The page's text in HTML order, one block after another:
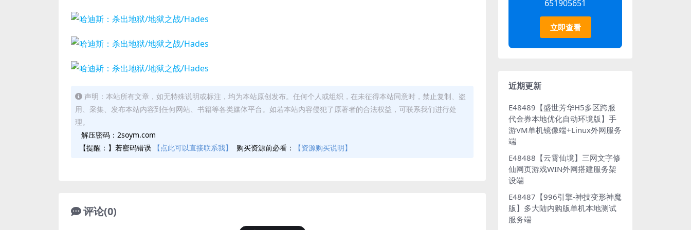
声明：本站所有文章，如无特殊说明或标注，均为本站原创发布。任何个人或组织，在未征得本站同意时，禁止复制、盗
用、采集、发布本站内容到任何网站、书籍等各类媒体平台。如若本站内容侵犯了原著者的合法权益，可联系我们进行处
理。
解压密码：2soym.com
【提醒：】若密码错误
【点此可以直接联系我】 购买资源前必看： 【资源购买说明】
评论(0)
651905651
立即查看
近期更新
E48489【盛世芳华H5多区跨服
代金券本地优化自动环境版】手
游VM单机镜像端+Linux外网服务
端
E48488【云霄仙境】三网文字修
仙网页游戏WIN外网搭建服务架
设端
E48487【996引擎-神技变形神魔
版】多大陆内购版单机本地测试
服务端